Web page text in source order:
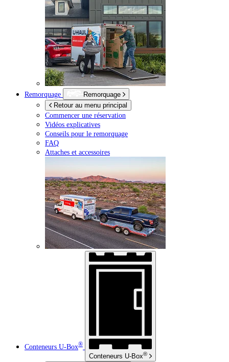
Remorquage
Remorquage
Retour au menu principal
Commencer une réservation
Vidéos explicatives
Conseils pour le remorquage
FAQ
Attaches et accessoires
Conteneurs U-Box®
Conteneurs U-Box®